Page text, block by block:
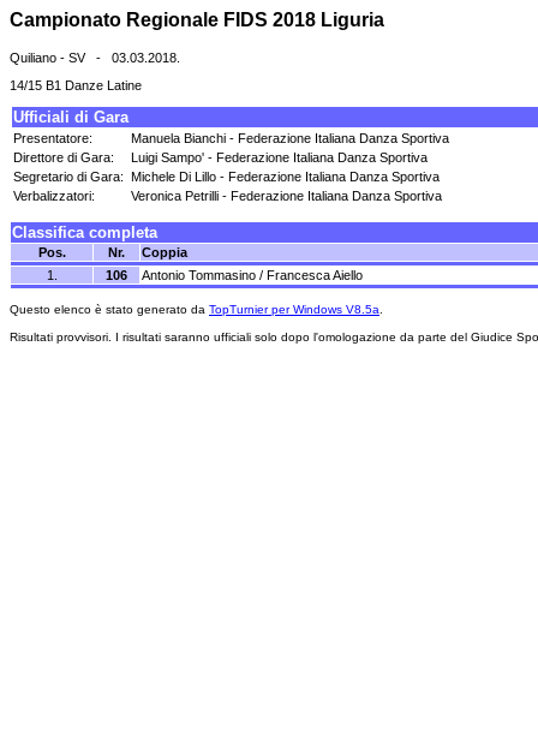
Campionato Regionale FIDS 2018 Liguria
Quiliano - SV - 03.03.2018.
14/15 B1 Danze Latine
Ufficiali di Gara
Presentatore:
Manuela Bianchi - Federazione Italiana Danza Sportiva
Direttore di Gara:
Luigi Sampo' - Federazione Italiana Danza Sportiva
Segretario di Gara:
Michele Di Lillo - Federazione Italiana Danza Sportiva
Verbalizzatori:
Veronica Petrilli - Federazione Italiana Danza Sportiva
Classifica completa
Pos. Nr.
Coppia
1.
106 Antonio Tommasino / Francesca Aiello
Questo elenco è stato generato da TopTurnier per Windows V8.5a
Risultati provvisori. I risultati saranno ufficiali solo dopo l'omologazione da parte del Giudice